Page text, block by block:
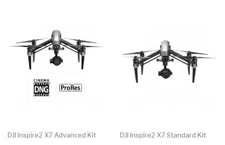
DJI Inspire2 X7 Advanced Kit DJI Inspire2 X7 Standard Kit